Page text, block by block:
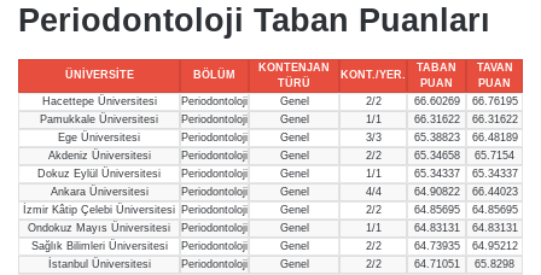
Periodontoloji Taban Puanları
ÜNİVERSİTE BÖLÜM
KONTENJAN
TÜRÜ
KONT./YER.
TABAN
PUAN
TAVAN
PUAN
Hacettepe Üniversitesi
Periodontoloji Genel 2/2 66.60269
66.76195
Pamukkale Üniversitesi
Periodontoloji Genel 1/1 66.31622
66.31622
Ege Üniversitesi
Periodontoloji Genel 3/3 65.38823
66.48189
Akdeniz Üniversitesi
Periodontoloji Genel 2/2 65.34658
65.7154
Dokuz Eylül Üniversitesi
Periodontoloji Genel 1/1 65.34337
65.34337
Ankara Üniversitesi
Periodontoloji Genel 4/4 64.90822
66.44023
İzmir Kâtip Çelebi Üniversitesi Periodontoloji Genel 2/2 64.85695
64.85695
Ondokuz Mayıs Üniversitesi
Periodontoloji Genel 1/1 64.83131
64.83131
Sağlık Bilimleri Üniversitesi
Periodontoloji Genel 2/2 64.73935
64.95212
İstanbul Üniversitesi
Periodontoloji Genel 2/2 64.71051
65.8298